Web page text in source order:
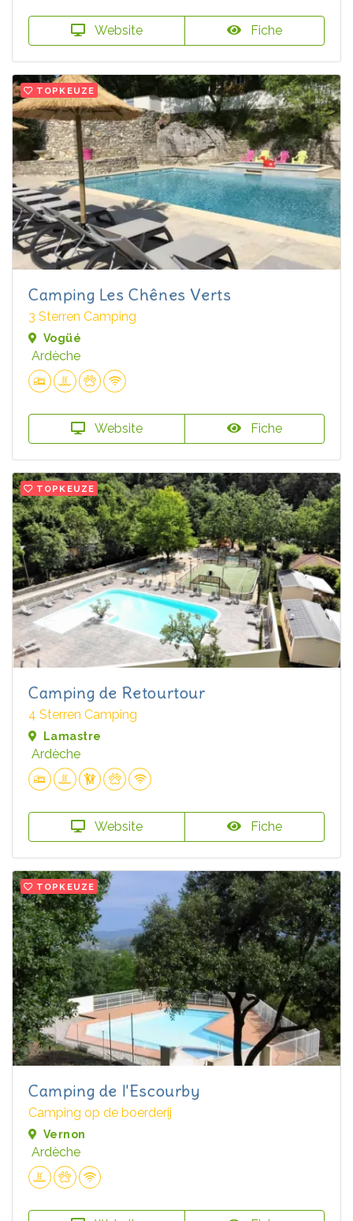
Website Fiche
TOPKEUZE
Camping Les Chênes Verts
3 Sterren Camping
Vogüé
Ardèche
Website Fiche
TOPKEUZE
Camping de Retourtour
4 Sterren Camping
Lamastre
Ardèche
Website Fiche
TOPKEUZE
Camping de l'Escourby
Camping op de boerderij
Vernon
Ardèche